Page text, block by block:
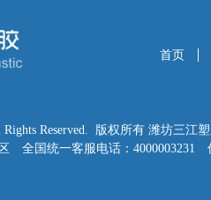
首页
Reserved. 版权所有 潍坊三江
全国统一客服电话：4000003231